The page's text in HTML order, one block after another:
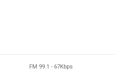
FM 99.1 - 67Kbps